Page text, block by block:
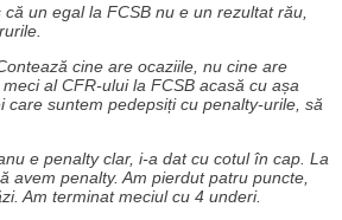
că un egal la FCSB nu e un rezultat rău,
cine are ocaziile, nu cine are
al CFR-ului la FCSB acasă cu așa
care suntem pedepsiți cu penalty-urile, să
e penalty clar, i-a dat cu cotul în cap. La
avem penalty. Am pierdut patru puncte,
Am terminat meciul cu 4 underi.